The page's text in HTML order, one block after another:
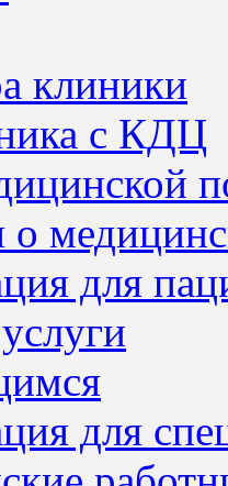
клиники
с КДЦ
о
для
для